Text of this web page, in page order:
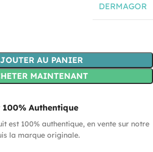
DERMAGOR
AU PANIER
MAINTENANT
100% Authentique
est 100% authentique, en vente sur notre
la marque originale.